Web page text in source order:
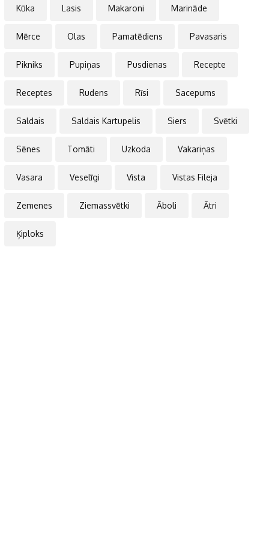
Kūka Lasis Makaroni Marināde
Mērce Olas Pamatēdiens Pavasaris
Pikniks Pupiņas Pusdienas Recepte
Receptes Rudens Rīsi Sacepums
Saldais Saldais Kartupelis Siers Svētki
Sēnes Tomāti Uzkoda Vakariņas
Vasara Veselīgi Vista Vistas Fileja
Zemenes Ziemassvētki Āboli Ātri
Ķiploks